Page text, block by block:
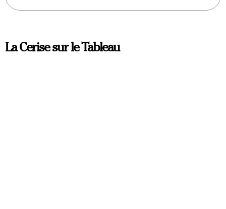
La Cerise sur le Tableau